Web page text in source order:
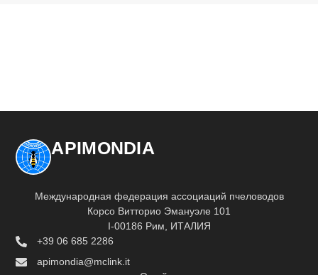
APIMONDIA
Международная федерация ассоциаций пчеловодов
Корсо Витторио Эмануэле 101
I-00186 Рим, ИТАЛИЯ
+39 06 685 2286
apimondia@mclink.it